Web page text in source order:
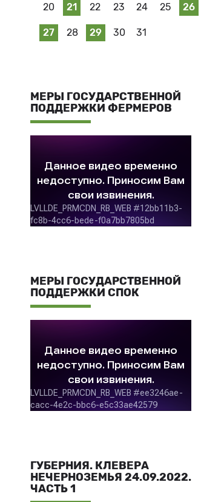
20 21 22 23 24 25 26
27 28 29 30 31
МЕРЫ ГОСУДАРСТВЕННОЙ
ПОДДЕРЖКИ ФЕРМЕРОВ
МЕРЫ ГОСУДАРСТВЕННОЙ
ПОДДЕРЖКИ СПОК
ГУБЕРНИЯ. КЛЕВЕРА
НЕЧЕРНОЗЕМЬЯ 24.09.2022.
ЧАСТЬ 1